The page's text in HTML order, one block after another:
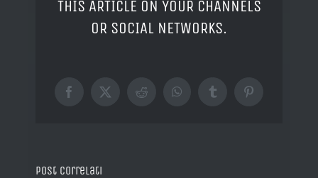
THIS ARTICLE ON YOUR CHANNELS
OR SOCIAL NETWORKS.
Facebook
X RedditWhatsAppTumblrPinterest
Post correlati